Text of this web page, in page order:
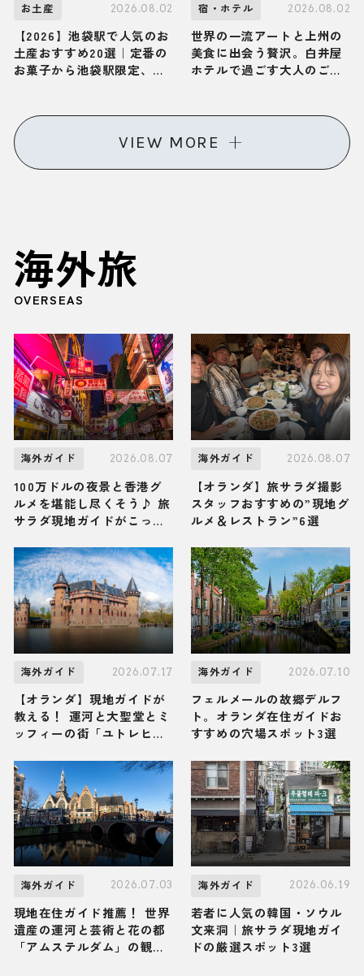
お土産 2026.08.02
【2026】池袋駅で人気のお
土産おすすめ20選｜定番の
お菓子から池袋駅限定、お
宿・ホテル 2026.08.02
世界の一流アートと上州の
美食に出会う贅沢。白井屋
ホテルで過ごす大人のご褒
VIEW MORE
海外旅
OVERSEAS
海外ガイド 2026.08.07
100万ドルの夜景と香港グ
ルメを堪能し尽くそう♪ 旅
サラダ現地ガイドがこっそ
光スポット・グルメ・お土
産3選
海外ガイド 2026.08.07
【オランダ】旅サラダ撮影
スタッフおすすめの”現地グ
ルメ＆レストラン”6選
海外ガイド 2026.07.17
【オランダ】現地ガイドが
教える！ 運河と大聖堂とミ
ッフィーの街「ユトレヒ
メ・お土産3選
海外ガイド 2026.07.10
フェルメールの故郷デルフ
ト。オランダ在住ガイドお
すすめの穴場スポット3選
海外ガイド 2026.07.03
現地在住ガイド推薦！ 世界
遺産の運河と芸術と花の都
「アムステルダム」の観光
海外ガイド 2026.06.19
若者に人気の韓国・ソウル
文来洞｜旅サラダ現地ガイ
ドの厳選スポット3選